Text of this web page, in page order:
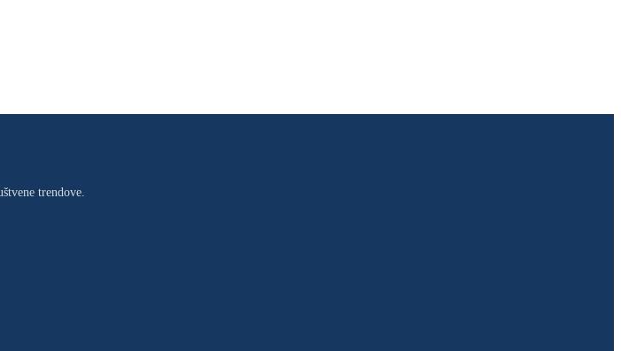
trendove.